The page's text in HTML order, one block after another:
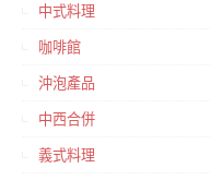
中式料理
咖啡館
沖泡產品
中西合併
義式料理